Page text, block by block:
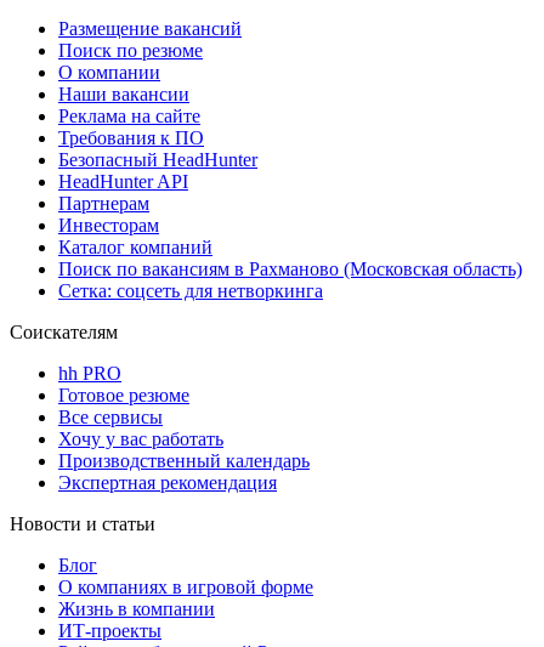
Размещение вакансий
Поиск по резюме
О компании
Наши вакансии
Реклама на сайте
Требования к ПО
Безопасный HeadHunter
HeadHunter API
Партнерам
Инвесторам
Каталог компаний
Поиск по вакансиям в Рахманово (Московская область)
Сетка: соцсеть для нетворкинга
Соискателям
hh PRO
Готовое резюме
Все сервисы
Хочу у вас работать
Производственный календарь
Экспертная рекомендация
Новости и статьи
Блог
О компаниях в игровой форме
Жизнь в компании
ИТ-проекты